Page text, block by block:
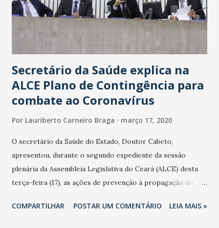
Secretário da Saúde explica na
ALCE Plano de Contingência para
combate ao Coronavírus
Por Lauriberto Carneiro Braga março 17, 2020
O secretário da Saúde do Estado, Doutor Cabeto,
apresentou, durante o segundo expediente da sessão
plenária da Assembleia Legislativa do Ceará (ALCE) desta
terça-feira (17), as ações de prevenção à propagação do
adotadas pelo Governo do Estado na contenção da
COMPARTILHAR POSTAR UM COMENTÁRIO LEIA MAIS »